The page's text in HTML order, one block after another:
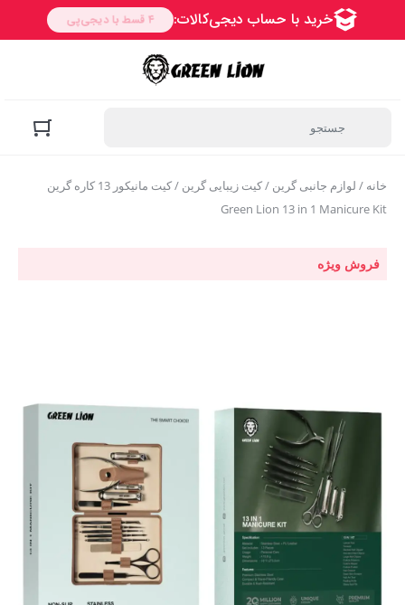
خانه / لوازم جانبی گرین /کیت زیبایی گرین
/ کیت مانیکور 13 کاره گرین
Green Lion 13 in 1 Manicure Kit
فروش ویژه